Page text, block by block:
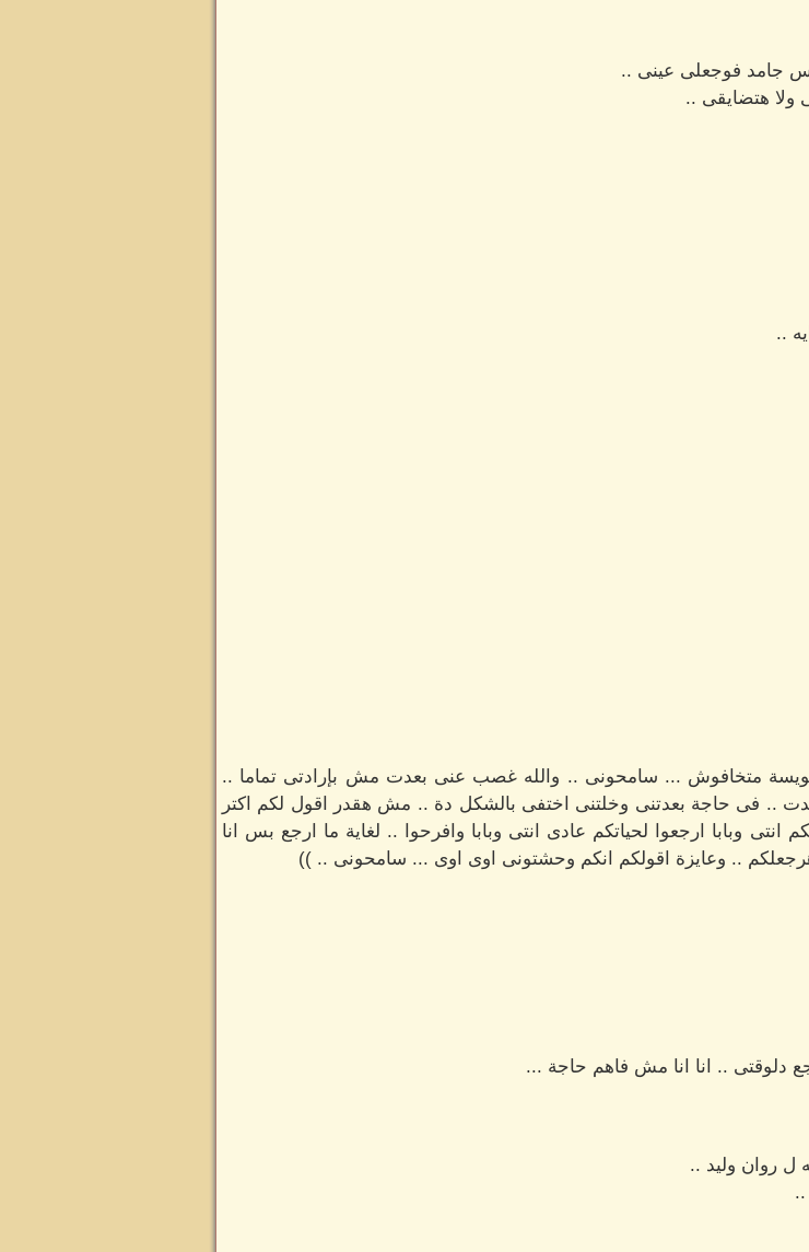
جامد فوجعلى عينى ..
هتضايقى ..
..
كويسة متخافوش ... سامحونى .. والله غصب عنى بعدت مش بإرادتى تماما ..
.. فى حاجة بعدتنى وخلتنى اختفى بالشكل دة .. مش هقدر اقول لكم اكتر
وبابا ارجعوا لحياتكم عادى انتى وبابا وافرحوا .. لغاية ما ارجع بس انا
.. وعايزة اقولكم انكم وحشتونى اوى اوى ... سامحونى .. ))
دلوقتى .. انا انا مش فاهم حاجة ...
روان وليد ..
..